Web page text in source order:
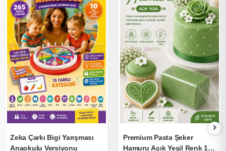
Zeka Çarkı Bigi Yarışması
Anaokulu Versiyonu
Premium Pasta Şeker
Hamuru Açık Yeşil Renk 1